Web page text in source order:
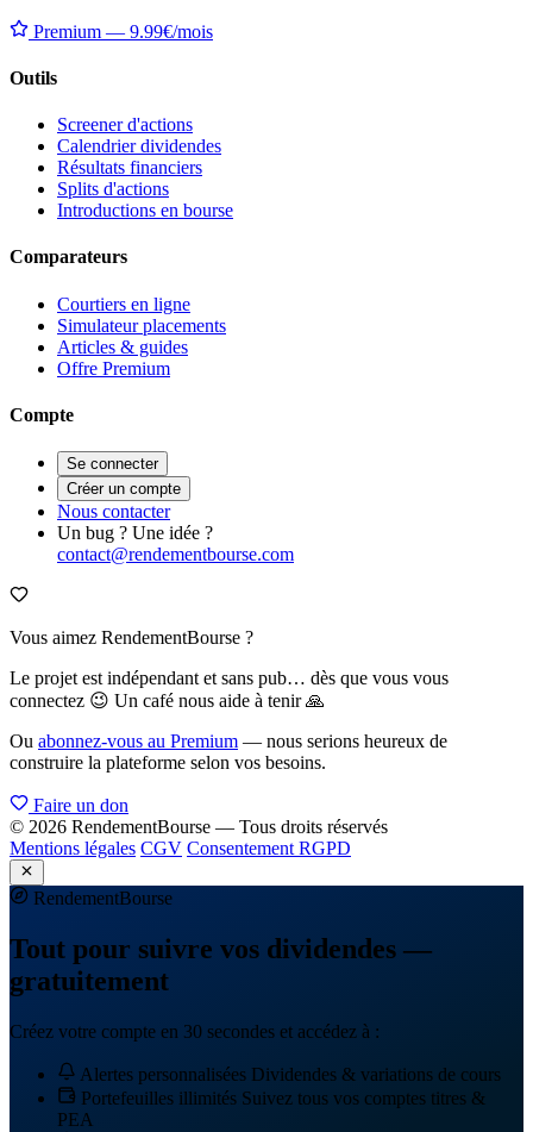
Premium — 9.99€/mois
Outils
Screener d'actions
Calendrier dividendes
Résultats financiers
Splits d'actions
Introductions en bourse
Comparateurs
Courtiers en ligne
Simulateur placements
Articles & guides
Offre Premium
Compte
Se connecter
Créer un compte
Nous contacter
Un bug ? Une idée ?
contact@rendementbourse.com
Vous aimez RendementBourse ?
Le projet est indépendant et sans pub… dès que vous vous
connectez 😉 Un café nous aide à tenir 🙏
Ou abonnez-vous au Premium — nous serions heureux de
construire la plateforme selon vos besoins.
Faire un don
© 2026 RendementBourse — Tous droits réservés
Mentions légales CGV Consentement RGPD
RendementBourse
Tout pour suivre vos dividendes —
gratuitement
Créez votre compte en 30 secondes et accédez à :
Alertes personnalisées Dividendes & variations de cours
Portefeuilles illimités Suivez tous vos comptes titres &
PEA